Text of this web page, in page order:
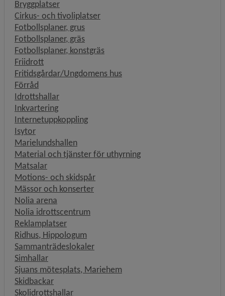
Bryggplatser
Cirkus- och tivoliplatser
Fotbollsplaner, grus
Fotbollsplaner, gräs
Fotbollsplaner, konstgräs
Friidrott
Fritidsgårdar/Ungdomens hus
Förråd
Idrottshallar
Inkvartering
Internetuppkoppling
Isytor
Marielundshallen
Material och tjänster för uthyrning
Matsalar
Motions- och skidspår
Mässor och konserter
Nolia arena
Nolia idrottscentrum
Reklamplatser
Ridhus, Hippologum
Sammanträdeslokaler
Simhallar
Sjuans mötesplats, Mariehem
Skidbackar
Skolidrottshallar